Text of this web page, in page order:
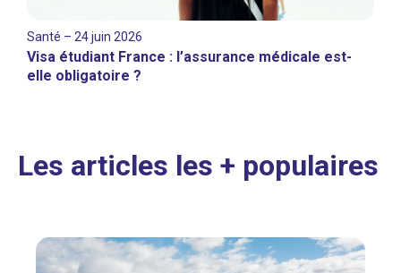
Santé – 24 juin 2026
Visa étudiant France : l’assurance médicale est-
elle obligatoire ?
Les articles les + populaires